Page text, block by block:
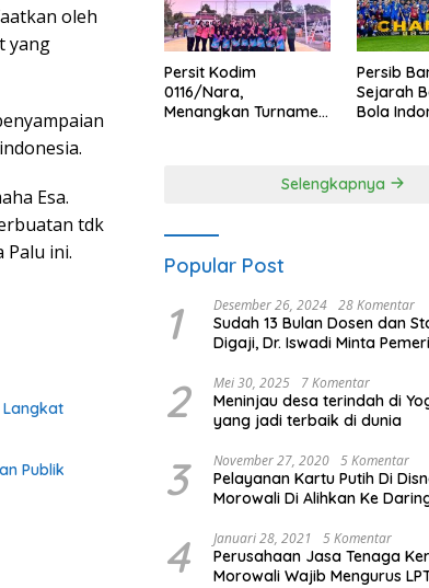
oleh
yang
Esa.
tdk
ini.
Publik
Persit Kodim
0116/Nara,
Menangkan Turnamen
Persib
Sejarah
Bola
Selengkapnya
Popular Post
1 Desember 26, 2024 28 Komentar
Sudah 13 Bulan Dosen dan
Digaji, Dr. Iswadi Minta
2 Mei 30, 2025 7 Komentar
Meninjau desa terindah di
yang jadi terbaik di dunia
3 November 27, 2020 5 Komentar
Pelayanan Kartu Putih Di
Morowali Di Alihkan Ke
4 Januari 28, 2021 5 Komentar
Perusahaan Jasa Tenaga
Morowali Wajib Mengurus